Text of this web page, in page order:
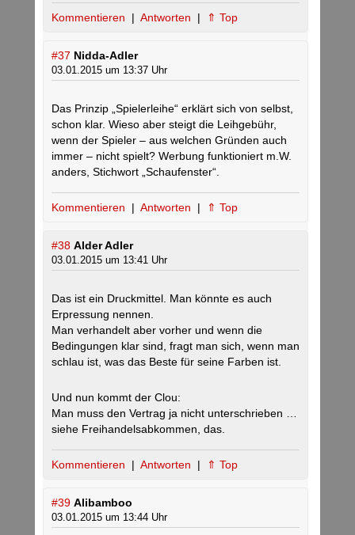
Kommentieren | Antworten | ⇑ Top
#37 Nidda-Adler
03.01.2015 um 13:37 Uhr
Das Prinzip „Spielerleihe“ erklärt sich von selbst,
schon klar. Wieso aber steigt die Leihgebühr,
wenn der Spieler – aus welchen Gründen auch
immer – nicht spielt? Werbung funktioniert m.W.
anders, Stichwort „Schaufenster“.
Kommentieren | Antworten | ⇑ Top
#38 Alder Adler
03.01.2015 um 13:41 Uhr
Das ist ein Druckmittel. Man könnte es auch
Erpressung nennen.
Man verhandelt aber vorher und wenn die
Bedingungen klar sind, fragt man sich, wenn man
schlau ist, was das Beste für seine Farben ist.
Und nun kommt der Clou:
Man muss den Vertrag ja nicht unterschrieben …
siehe Freihandelsabkommen, das.
Kommentieren | Antworten | ⇑ Top
#39 Alibamboo
03.01.2015 um 13:44 Uhr